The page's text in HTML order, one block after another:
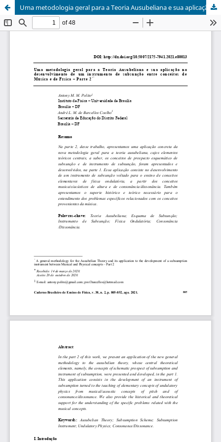
Uma metodologia geral para a Teoria Ausubeliana e sua aplicação no desenvolvimento de um instrumento de subsunção entre conceitos de Música e de Física – Parte 2